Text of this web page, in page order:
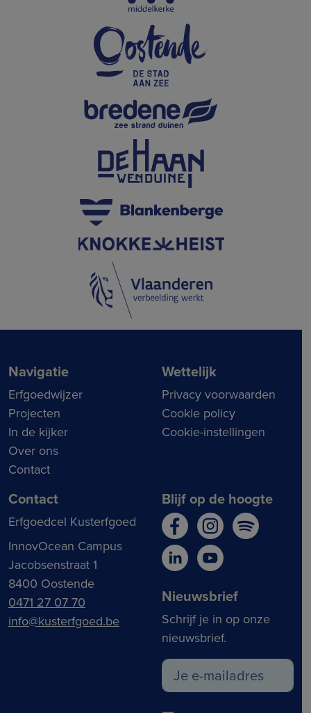
Navigatie
Erfgoedwijzer
Projecten
In de kijker
Over ons
Contact
Wettelijk
Privacy voorwaarden
Cookie policy
Cookie-instellingen
Contact
Erfgoedcel Kusterfgoed
InnovOcean Campus
Jacobsenstraat 1
8400 Oostende
0471 27 07 70
info@kusterfgoed.be
Blijf op de hoogte
Nieuwsbrief
Schrijf je in op onze
nieuwsbrief.